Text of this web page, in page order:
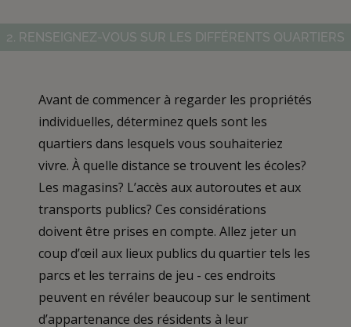
2. RENSEIGNEZ-VOUS SUR LES DIFFÉRENTS QUARTIERS
Avant de commencer à regarder les propriétés
individuelles, déterminez quels sont les
quartiers dans lesquels vous souhaiteriez
vivre. À quelle distance se trouvent les écoles?
Les magasins? L’accès aux autoroutes et aux
transports publics? Ces considérations
doivent être prises en compte. Allez jeter un
coup d’œil aux lieux publics du quartier tels les
parcs et les terrains de jeu - ces endroits
peuvent en révéler beaucoup sur le sentiment
d’appartenance des résidents à leur